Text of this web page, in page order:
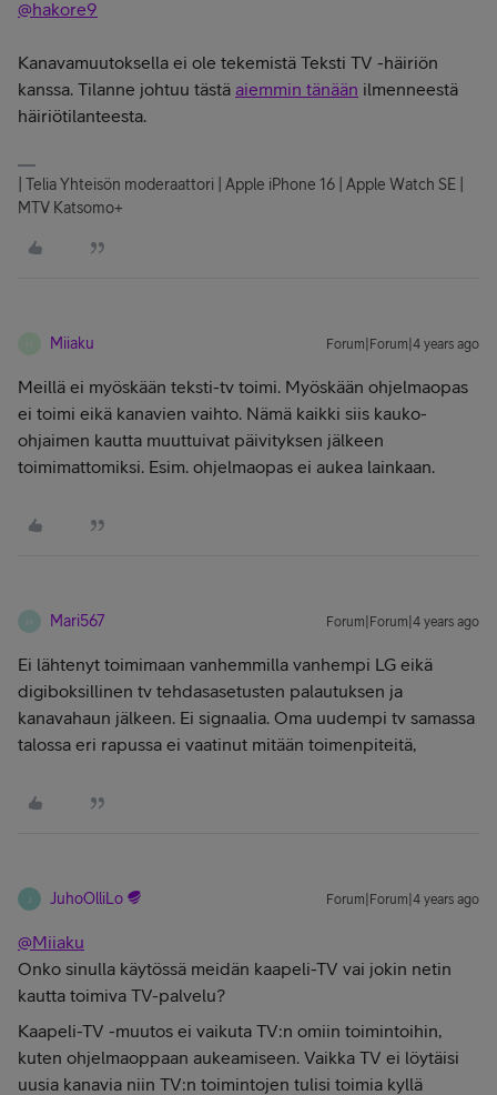
@hakore9
Kanavamuutoksella ei ole tekemistä Teksti TV -häiriön
kanssa. Tilanne johtuu tästä aiemmin tänään ilmenneestä
häiriötilanteesta.
| Telia Yhteisön moderaattori | Apple iPhone 16 | Apple Watch SE |
MTV Katsomo+
Miiaku Forum|Forum|4 years ago
Meillä ei myöskään teksti-tv toimi. Myöskään ohjelmaopas
ei toimi eikä kanavien vaihto. Nämä kaikki siis kauko-
ohjaimen kautta muuttuivat päivityksen jälkeen
toimimattomiksi. Esim. ohjelmaopas ei aukea lainkaan.
M Mari567 Forum|Forum|4 years ago
Ei lähtenyt toimimaan vanhemmilla vanhempi LG eikä
digiboksillinen tv tehdasasetusten palautuksen ja
kanavahaun jälkeen. Ei signaalia. Oma uudempi tv samassa
talossa eri rapussa ei vaatinut mitään toimenpiteitä,
J JuhoOlliLo Forum|Forum|4 years ago
@Miiaku
Onko sinulla käytössä meidän kaapeli-TV vai jokin netin
kautta toimiva TV-palvelu?
Kaapeli-TV -muutos ei vaikuta TV:n omiin toimintoihin,
kuten ohjelmaoppaan aukeamiseen. Vaikka TV ei löytäisi
uusia kanavia niin TV:n toimintojen tulisi toimia kyllä